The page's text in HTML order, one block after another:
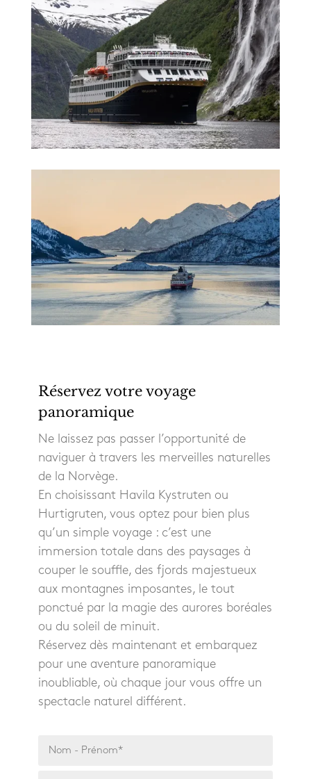
Réservez votre voyage
panoramique
Ne laissez pas passer l’opportunité de
naviguer à travers les merveilles naturelles
de la Norvège.
En choisissant Havila Kystruten ou
Hurtigruten, vous optez pour bien plus
qu’un simple voyage : c’est une
immersion totale dans des paysages à
couper le souffle, des fjords majestueux
aux montagnes imposantes, le tout
ponctué par la magie des aurores boréales
ou du soleil de minuit.
Réservez dès maintenant et embarquez
pour une aventure panoramique
inoubliable, où chaque jour vous offre un
spectacle naturel différent.